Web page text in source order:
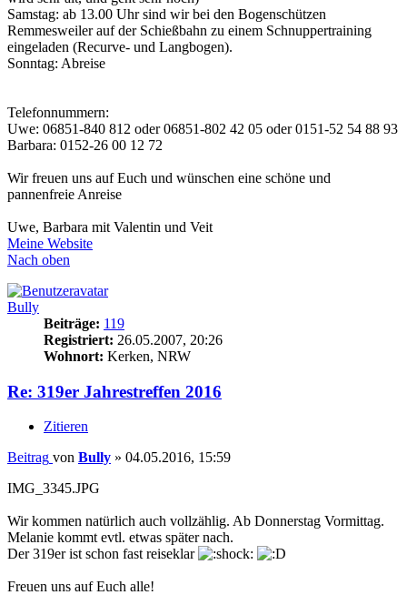
Samstag: ab 13.00 Uhr sind wir bei den Bogenschützen
Remmesweiler auf der Schießbahn zu einem Schnuppertraining
eingeladen (Recurve- und Langbogen).
Sonntag: Abreise
Telefonnummern:
Uwe: 06851-840 812 oder 06851-802 42 05 oder 0151-52 54 88 93
Barbara: 0152-26 00 12 72
Wir freuen uns auf Euch und wünschen eine schöne und
pannenfreie Anreise
Uwe, Barbara mit Valentin und Veit
Meine Website
Nach oben
Bully
Beiträge: 119
Registriert: 26.05.2007, 20:26
Wohnort: Kerken, NRW
Re: 319er Jahrestreffen 2016
Zitieren
Beitrag von Bully » 04.05.2016, 15:59
IMG_3345.JPG
Wir kommen natürlich auch vollzählig. Ab Donnerstag Vormittag.
Melanie kommt evtl. etwas später nach.
Der 319er ist schon fast reiseklar
Freuen uns auf Euch alle!